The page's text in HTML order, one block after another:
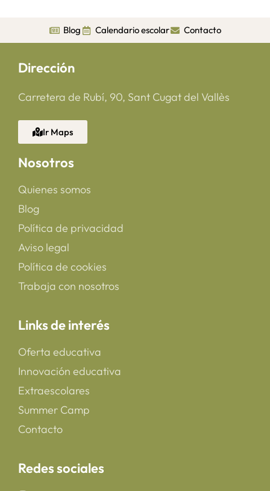
Blog Calendario escolar Contacto
Dirección
Carretera de Rubí, 90, Sant Cugat del Vallès
Ir Maps
Nosotros
Quienes somos
Blog
Política de privacidad
Aviso legal
Política de cookies
Trabaja con nosotros
Links de interés
Oferta educativa
Innovación educativa
Extraescolares
Summer Camp
Contacto
Redes sociales